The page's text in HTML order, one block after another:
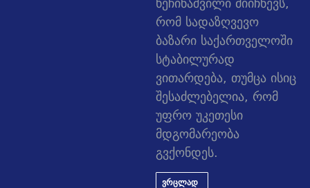
ხეჩინაშვილი მიიჩნევს,
რომ სადაზღვევო
ბაზარი საქართველოში
სტაბილურად
ვითარდება, თუმცა ისიც
შესაძლებელია, რომ
უფრო უკეთესი
მდგომარეობა
გვქონდეს.
ვრცლად